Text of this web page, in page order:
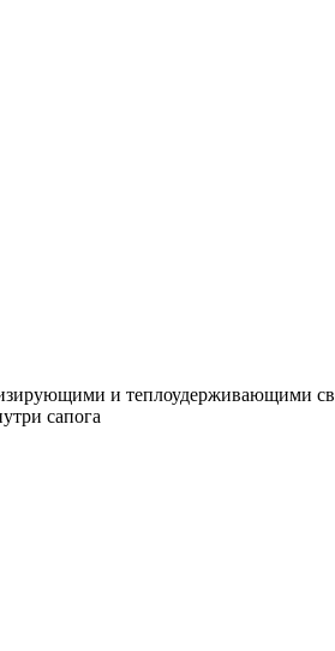
и теплоудерживающими
сапога